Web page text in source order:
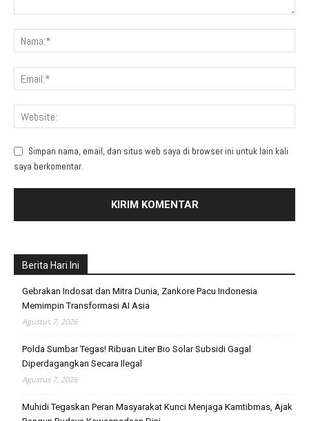
Simpan nama, email, dan situs web saya di browser ini untuk lain kali
saya berkomentar.
Berita Hari Ini
Gebrakan Indosat dan Mitra Dunia, Zankore Pacu Indonesia
Memimpin Transformasi AI Asia
Agustus 7, 2026
Polda Sumbar Tegas! Ribuan Liter Bio Solar Subsidi Gagal
Diperdagangkan Secara Ilegal
Agustus 7, 2026
Muhidi Tegaskan Peran Masyarakat Kunci Menjaga Kamtibmas, Ajak